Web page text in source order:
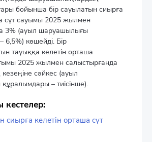
бойынша бір сауылатын сиырға
сүт сауымы 2025 жылмен
3% (ауыл шаруашылығы
6,5%) көшейді. Бір
тауыққа келетін орташа
2025 жылмен салыстырғанда
сәйкес (ауыл
– тиісінше).
кестелер:
сиырға келетін орташа сүт